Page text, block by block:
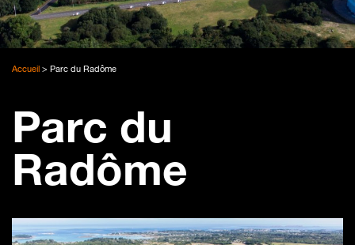
Accueil > Parc du Radôme
Parc du
Radôme